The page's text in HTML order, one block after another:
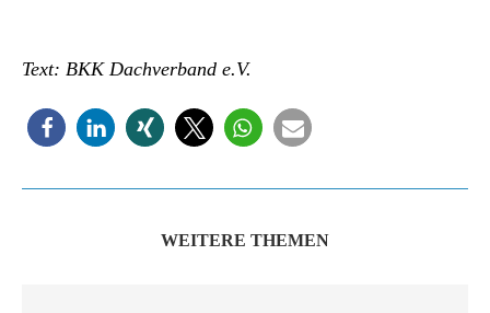
Text: BKK Dachverband e.V.
WEITERE THEMEN